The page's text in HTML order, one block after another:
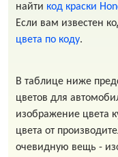
найти код краски
Если вам известен
цвета по коду.
В таблице ниже
цветов для
изображение цвета
цвета от
очевидную вещь -